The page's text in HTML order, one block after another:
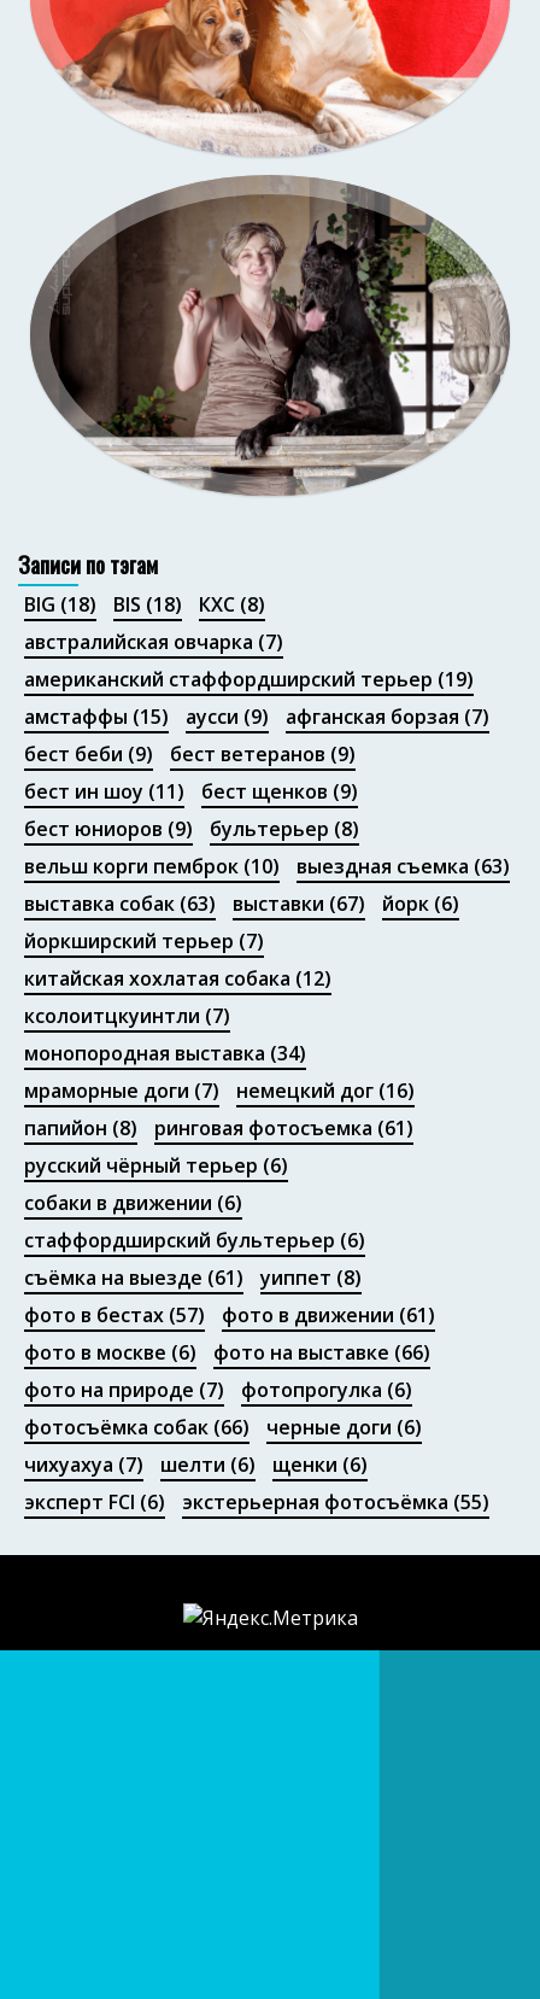
Портфолио
Записи по тэгам
BIG (18) BIS (18) КХС (8)
австралийская овчарка (7)
американский стаффордширский терьер (19)
амстаффы (15) аусси (9) афганская борзая (7)
бест беби (9) бест ветеранов (9)
бест ин шоу (11) бест щенков (9)
бест юниоров (9) бультерьер (8)
вельш корги пемброк (10) выездная съемка (63)
выставка собак (63) выставки (67) йорк (6)
йоркширский терьер (7)
китайская хохлатая собака (12)
ксолоитцкуинтли (7)
монопородная выставка (34)
мраморные доги (7) немецкий дог (16)
папийон (8) ринговая фотосъемка (61)
русский чёрный терьер (6)
собаки в движении (6)
стаффордширский бультерьер (6)
съёмка на выезде (61) уиппет (8)
фото в бестах (57) фото в движении (61)
фото в москве (6) фото на выставке (66)
фото на природе (7) фотопрогулка (6)
фотосъёмка собак (66) черные доги (6)
чихуахуа (7) шелти (6) щенки (6)
эксперт FCI (6) экстерьерная фотосъёмка (55)